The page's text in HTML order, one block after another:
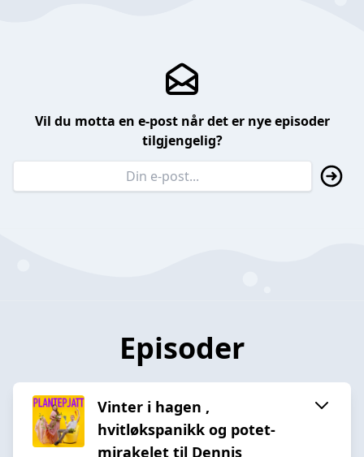
Vil du motta en e-post når det er nye episoder
tilgjengelig?
Episoder
Vinter i hagen ,
hvitløkspanikk og potet-
mirakelet til Dennis